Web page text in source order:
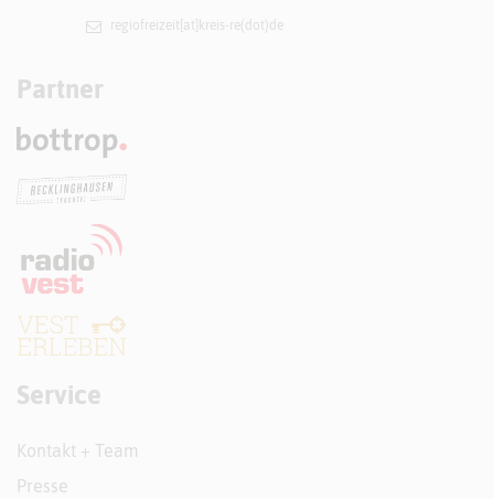
regiofreizeit[at]​kreis-re(dot)de
Partner
Service
Kontakt + Team
Presse